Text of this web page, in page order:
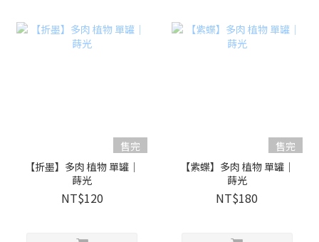
售完
【折墨】多肉 植物 單罐｜
蒔光
NT$120
售完
【紫蝶】多肉 植物 單罐｜
蒔光
NT$180